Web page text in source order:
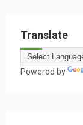
Translate
Powered by